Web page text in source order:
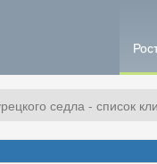
седла - список